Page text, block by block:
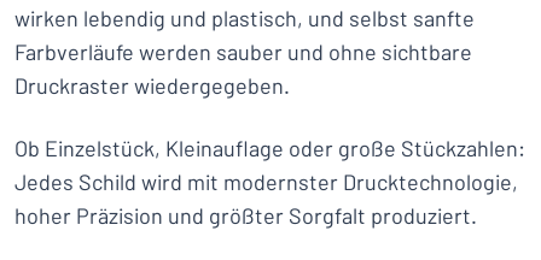
wirken lebendig und plastisch, und selbst sanfte
Farbverläufe werden sauber und ohne sichtbare
Druckraster wiedergegeben.
Ob Einzelstück, Kleinauflage oder große Stückzahlen:
Jedes Schild wird mit modernster Drucktechnologie,
hoher Präzision und größter Sorgfalt produziert.